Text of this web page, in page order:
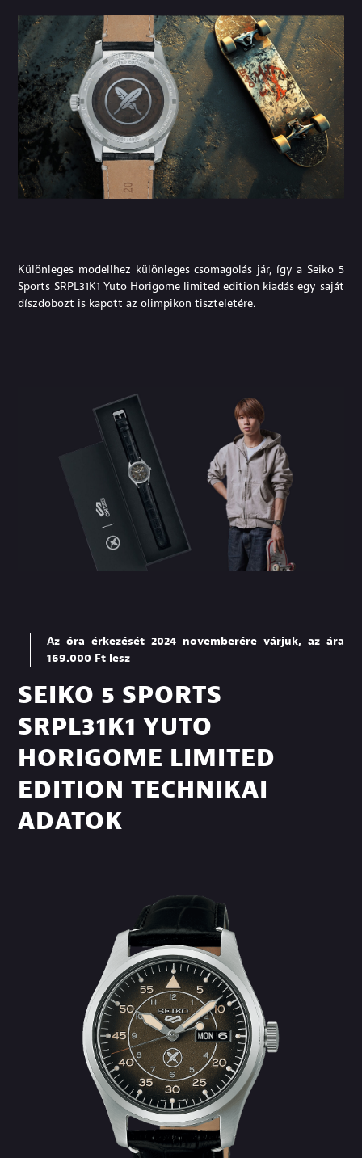
Különleges modellhez különleges csomagolás jár, így a Seiko 5
Sports SRPL31K1 Yuto Horigome limited edition kiadás egy saját
díszdobozt is kapott az olimpikon tiszteletére.
Az óra érkezését 2024 novemberére várjuk, az ára
169.000 Ft lesz
SEIKO 5 SPORTS
SRPL31K1 YUTO
HORIGOME LIMITED
EDITION TECHNIKAI
ADATOK